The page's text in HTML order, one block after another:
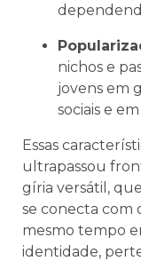
nichos e
jovens em
sociais e
Essas
ultrapassou
gíria versátil,
se conecta com
mesmo tempo
identidade,